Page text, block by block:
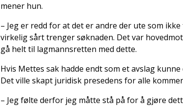
mener hun.
– Jeg er redd for at det er andre der ute som
virkelig sårt trenger søknaden. Det var
gå helt til lagmannsretten med dette.
Hvis Mettes sak hadde endt som et avslag
Det ville skapt juridisk presedens for alle
– Jeg følte derfor jeg måtte stå på for å gjøre